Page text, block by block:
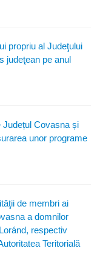
propriu al Judeţului
judeţean pe anul
Județul Covasna și
unor programe
de membri ai
a domnilor
respectiv
Teritorială